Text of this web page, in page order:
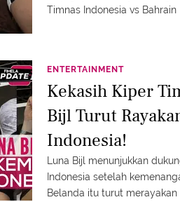
Timnas Indonesia vs Bahrain
ENTERTAINMENT
Kekasih Kiper
Bijl Turut
Indonesia!
Luna Bijl menunjukkan
Indonesia setelah
Belanda itu turut